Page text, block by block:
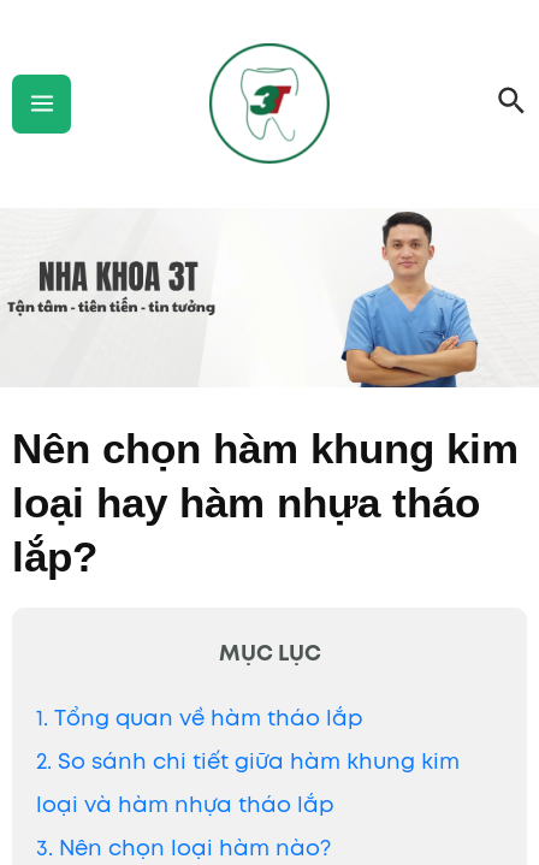
content
Menu
Nên chọn hàm khung kim
loại hay hàm nhựa tháo
lắp?
MỤC LỤC
1. Tổng quan về hàm tháo lắp
2. So sánh chi tiết giữa hàm khung kim
loại và hàm nhựa tháo lắp
3. Nên chọn loại hàm nào?